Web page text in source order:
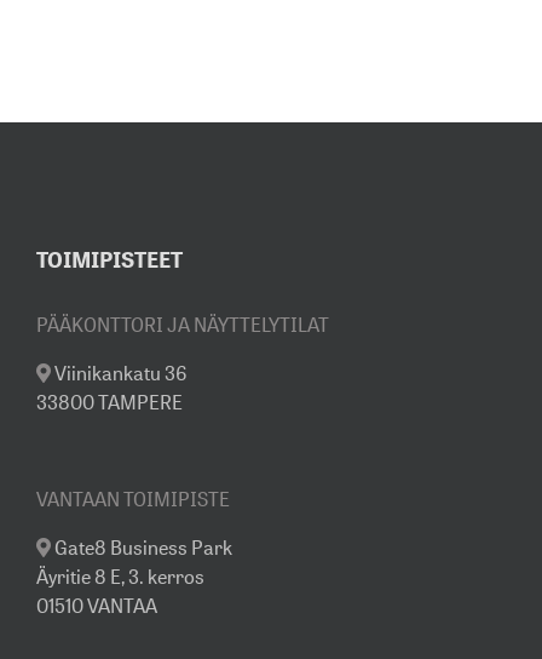
TOIMIPISTEET
PÄÄKONTTORI JA NÄYTTELYTILAT
Viinikankatu 36
33800 TAMPERE
VANTAAN TOIMIPISTE
Gate8 Business Park
Äyritie 8 E, 3. kerros
01510 VANTAA